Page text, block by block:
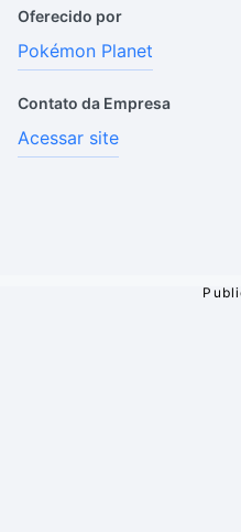
Oferecido por
Pokémon Planet
Contato da Empresa
Acessar site